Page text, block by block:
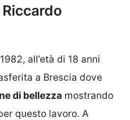
Riccardo
all’età di 18 anni
a Brescia dove
di bellezza mostrando
questo lavoro. A